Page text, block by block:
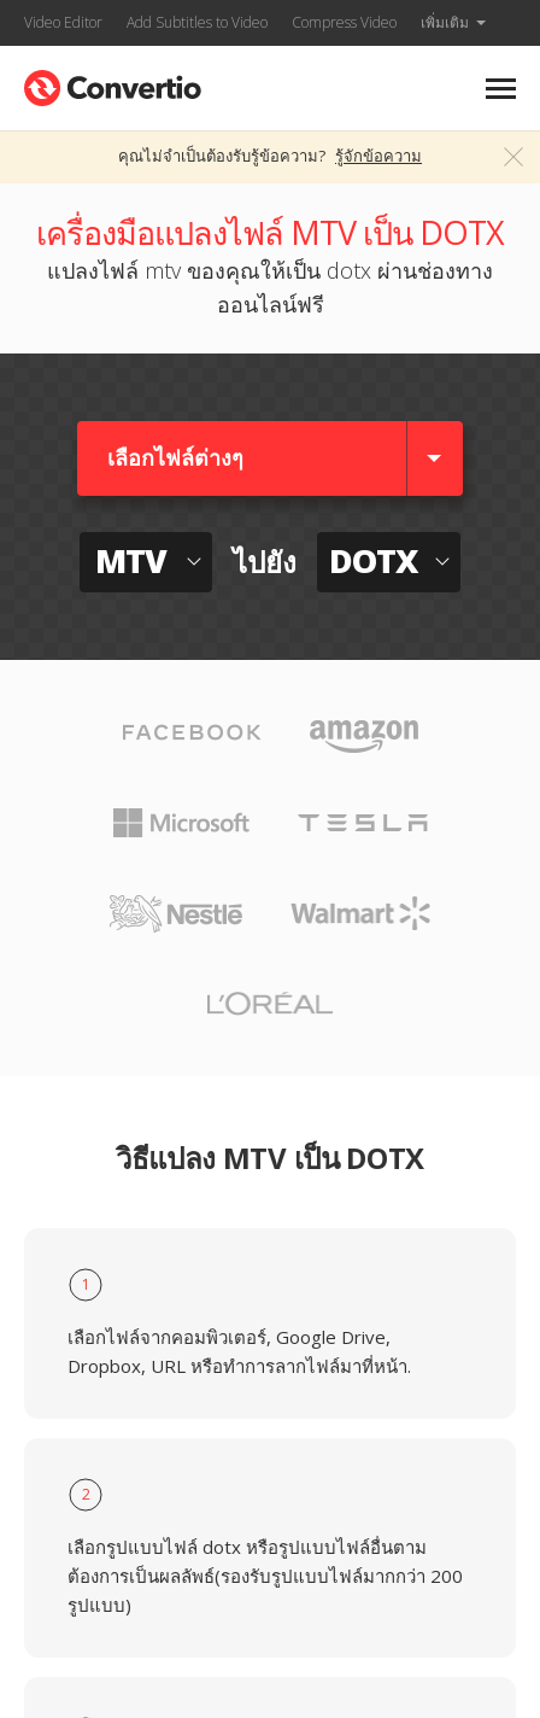
Video Editor Add Subtitles to Video Compress Video เพิ่มเติม
คุณไม่จำเป็นต้องรับรู้ข้อความ? รู้จักข้อความ
เครื่องมือแปลงไฟล์ MTV เป็น DOTX
แปลงไฟล์ mtv ของคุณให้เป็น dotx ผ่านช่องทาง
ออนไลน์ฟรี
เลือกไฟล์ต่างๆ​
MTV ไปยัง DOTX
วิธีแปลง MTV เป็น DOTX
1
เลือกไฟล์จากคอมพิวเตอร์, Google Drive,
Dropbox, URL หรือทำการลากไฟล์มาที่หน้า.
2
เลือกรูปแบบไฟล์ dotx หรือรูปแบบไฟล์อื่นตาม
ต้องการเป็นผลลัพธ์(รองรับรูปแบบไฟล์มากกว่า 200
รูปแบบ)